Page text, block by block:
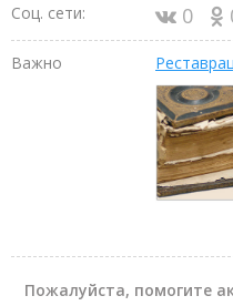
Соц. сети: 0
Важно
Пожалуйста, помогите